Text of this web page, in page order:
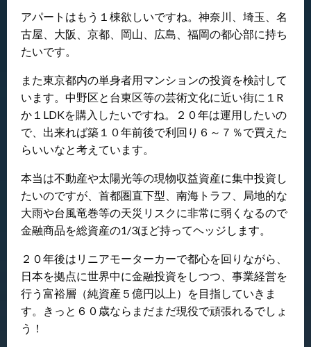
アパートはもう１棟欲しいですね。神奈川、埼玉、名
古屋、大阪、京都、岡山、広島、福岡の都心部に持ち
たいです。
また東京都内の単身者用マンションの投資を検討して
います。中野区と台東区等の芸術文化に近い街に１R
か１LDKを購入したいですね。２０年は運用したいの
で、出来れば築１０年前後で利回り６～７％で買えた
らいいなと考えています。
本当は不動産や太陽光等の現物収益資産に集中投資し
たいのですが、首都圏直下型、南海トラフ、局地的な
大雨や台風竜巻等の天災リスクに非常に弱くなるので
金融商品を総資産の1/3ほど持ってヘッジします。
２０年後はリニアモーターカーで都心を回りながら、
日本を拠点に世界中に金融投資をしつつ、事業経営を
行う富裕層（純資産５億円以上）を目指していきま
す。きっと６０歳ならまだまだ現役で頑張れるでしょ
う！